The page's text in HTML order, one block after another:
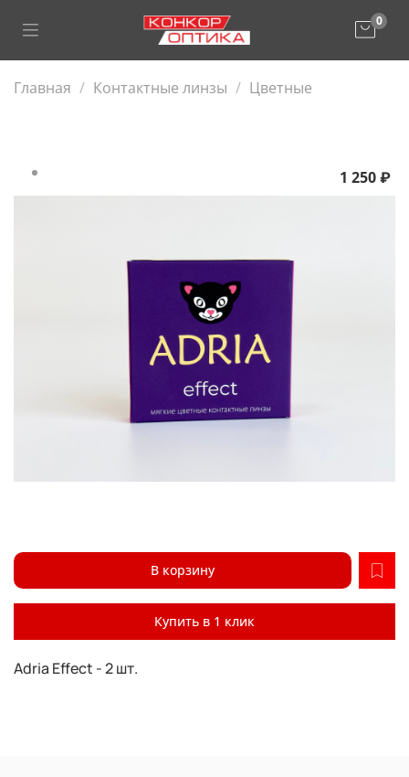
0
Главная Контактные линзы Цветные
Adria Effect - 2 шт.
1 250 ₽
В корзину
Купить в 1 клик